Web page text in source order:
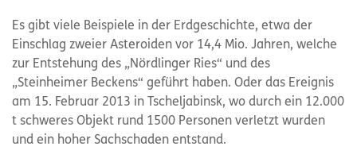
Es gibt viele Beispiele in der Erdgeschichte, etwa der
Einschlag zweier Asteroiden vor 14,4 Mio. Jahren, welche
zur Entstehung des „Nördlinger Ries“ und des
„Steinheimer Beckens“ geführt haben. Oder das Ereignis
am 15. Februar 2013 in Tscheljabinsk, wo durch ein 12.000
t schweres Objekt rund 1500 Personen verletzt wurden
und ein hoher Sachschaden entstand.